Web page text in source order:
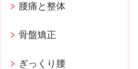
腰痛と整体
骨盤矯正
ぎっくり腰